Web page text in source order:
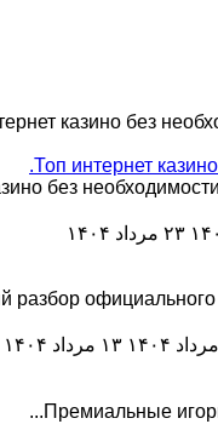
казино без
Топ интернет
без
۲۳ مرداد ۱۴۰۴
разбор официального
۱۳ مرداد ۱۴۰۴
Премиальные